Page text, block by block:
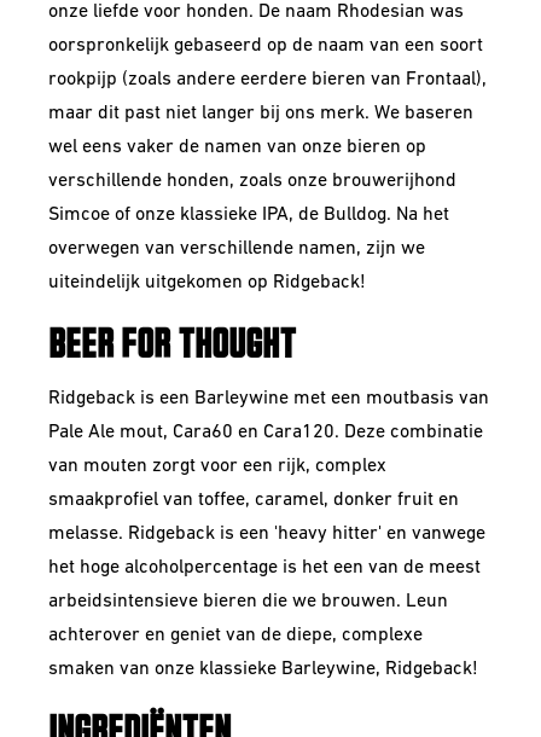
onze liefde voor honden. De naam Rhodesian was
oorspronkelijk gebaseerd op de naam van een soort
rookpijp (zoals andere eerdere bieren van Frontaal),
maar dit past niet langer bij ons merk. We baseren
wel eens vaker de namen van onze bieren op
verschillende honden, zoals onze brouwerijhond
Simcoe of onze klassieke IPA, de Bulldog. Na het
overwegen van verschillende namen, zijn we
uiteindelijk uitgekomen op Ridgeback!
BEER FOR THOUGHT
Ridgeback is een Barleywine met een moutbasis van
Pale Ale mout, Cara60 en Cara120. Deze combinatie
van mouten zorgt voor een rijk, complex
smaakprofiel van toffee, caramel, donker fruit en
melasse. Ridgeback is een 'heavy hitter' en vanwege
het hoge alcoholpercentage is het een van de meest
arbeidsintensieve bieren die we brouwen. Leun
achterover en geniet van de diepe, complexe
smaken van onze klassieke Barleywine, Ridgeback!